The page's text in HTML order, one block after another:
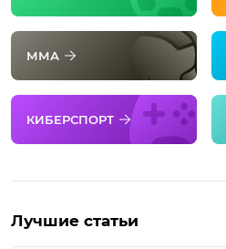
ММА
КИБЕРСПОРТ
Лучшие статьи